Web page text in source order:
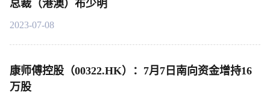
总裁（港澳）布少明
2023-07-08
康师傅控股（00322.HK）：7月7日南向资金增持16
万股